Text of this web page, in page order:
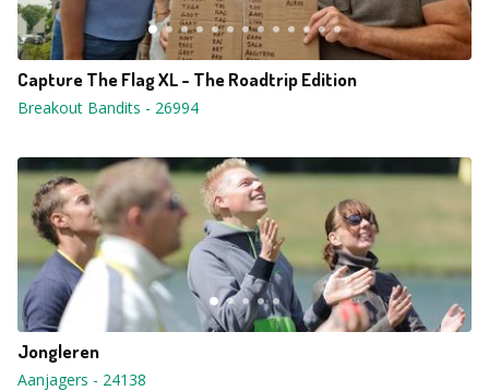
Capture The Flag XL - The Roadtrip Edition
Breakout Bandits - 26994
Jongleren
Aanjagers - 24138